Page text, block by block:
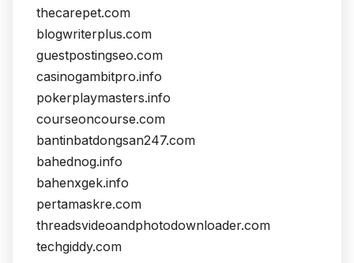
thecarepet.com
blogwriterplus.com
guestpostingseo.com
casinogambitpro.info
pokerplaymasters.info
courseoncourse.com
bantinbatdongsan247.com
bahednog.info
bahenxgek.info
pertamaskre.com
threadsvideoandphotodownloader.com
techgiddy.com